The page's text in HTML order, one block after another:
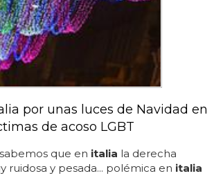
por unas luces de Navidad en
de acoso LGBT
que en italia la derecha
ruidosa y pesada... polémica en italia